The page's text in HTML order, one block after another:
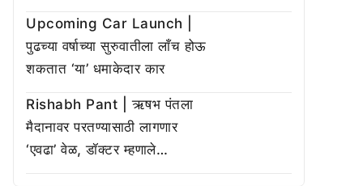
Upcoming Car Launch |
पुढच्या वर्षाच्या सुरुवातीला लाँच होऊ
शकतात ‘या’ धमाकेदार कार
Rishabh Pant | ऋषभ पंतला
मैदानावर परतण्यासाठी लागणार
‘एवढा’ वेळ, डॉक्टर म्हणाले…